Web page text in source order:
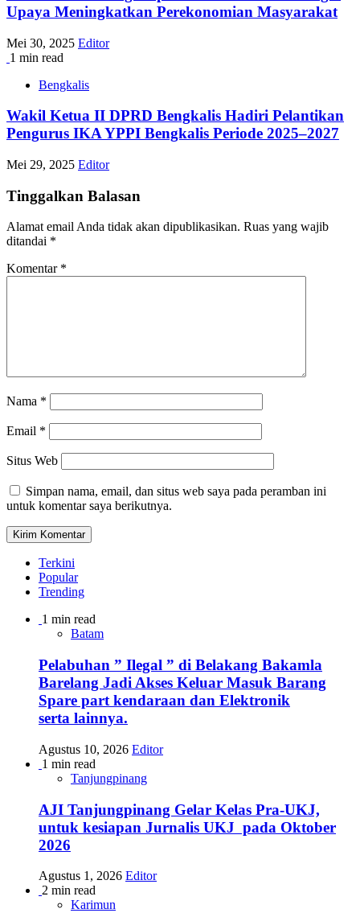
Upaya Meningkatkan Perekonomian Masyarakat
Mei 30, 2025 Editor
1 min read
Bengkalis
Wakil Ketua II DPRD Bengkalis Hadiri Pelantikan
Pengurus IKA YPPI Bengkalis Periode 2025–2027
Mei 29, 2025 Editor
Tinggalkan Balasan
Alamat email Anda tidak akan dipublikasikan. Ruas yang wajib
ditandai *
Komentar *
Nama *
Email *
Situs Web
Simpan nama, email, dan situs web saya pada peramban ini
untuk komentar saya berikutnya.
Terkini
Popular
Trending
1 min read
Batam
Pelabuhan ” Ilegal ” di Belakang Bakamla
Barelang Jadi Akses Keluar Masuk Barang
Spare part kendaraan dan Elektronik
serta lainnya.
Agustus 10, 2026 Editor
1 min read
Tanjungpinang
AJI Tanjungpinang Gelar Kelas Pra-UKJ,
untuk kesiapan Jurnalis UKJ pada Oktober
2026
Agustus 1, 2026 Editor
2 min read
Karimun